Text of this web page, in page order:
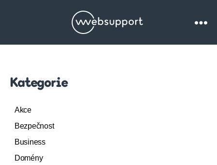
Websupport.cz
Kategorie
Akce
Bezpečnost
Business
Domény